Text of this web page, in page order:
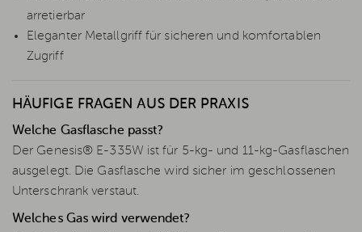
arretierbar
Eleganter Metallgriff für sicheren und komfortablen
Zugriff
HÄUFIGE FRAGEN AUS DER PRAXIS
Welche Gasflasche passt?
Der Genesis® E-335W ist für 5-kg- und 11-kg-Gasflaschen
ausgelegt. Die Gasflasche wird sicher im geschlossenen
Unterschrank verstaut.
Welches Gas wird verwendet?